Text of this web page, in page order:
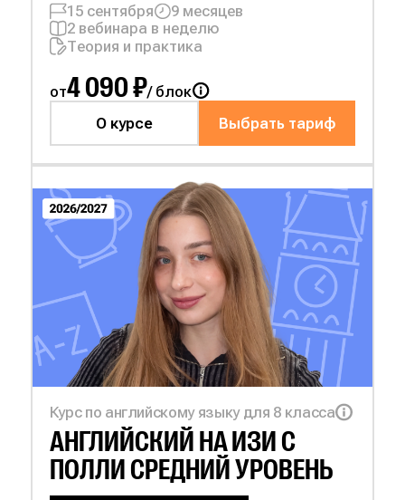
15 сентября
9 месяцев
2 вебинара в неделю
Теория и практика
от4 090 ₽/ блок
Выбрать тариф
О курсе
Курс по английскому языку для 8 класса
АНГЛИЙСКИЙ НАИЗИ С
ПОЛЛИ СРЕДНИЙ УРОВЕНЬ